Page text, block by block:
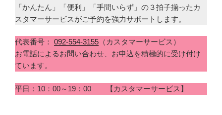
「かんたん」「便利」「手間いらず」の３拍子揃ったカ
スタマーサービスがご予約を強力サポートします。
代表番号： 092-554-3155 （カスタマーサービス）
お電話によるお問い合わせ、お申込を積極的に受け付け
ています。
平日：10：00～19：00 【カスタマーサービス】